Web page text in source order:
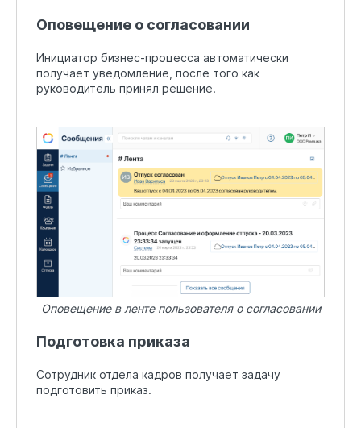
Оповещение о согласовании
Инициатор бизнес-процесса автоматически
получает уведомление, после того как
руководитель принял решение.
Оповещение в ленте пользователя о согласовании
Подготовка приказа
Сотрудник отдела кадров получает задачу
подготовить приказ.